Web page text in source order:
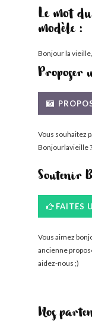
Le mot
modèle :
Bonjour la
Proposer
Vous souhaitez
Bonjourlavieille
Soutenir
FAITES
Vous aimez
ancienne
aidez-nous ;)
Nos